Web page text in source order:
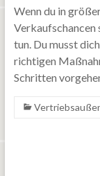
Wenn du in
Verkaufschancen
tun. Du musst
richtigen
Schritten